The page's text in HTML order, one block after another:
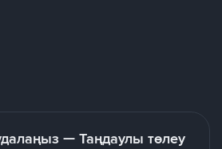
— Таңдаулы төлеу